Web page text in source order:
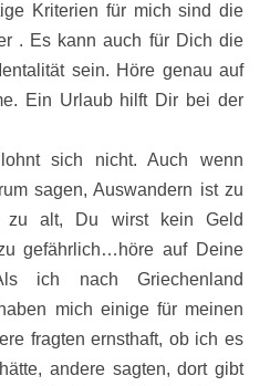
Kriterien für mich sind die
. Es kann auch für Dich die
sein. Höre genau auf
Ein Urlaub hilft Dir bei der
sich nicht. Auch wenn
sagen, Auswandern ist zu
zu alt, Du wirst kein Geld
gefährlich…höre auf Deine
ich nach Griechenland
mich einige für meinen
fragten ernsthaft, ob ich es
andere sagten, dort gibt